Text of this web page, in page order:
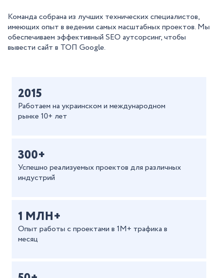
Команда собрана из лучших технических специалистов,
имеющих опыт в ведении самых масштабных проектов. Мы
обеспечиваем эффективный SEO аутсорсинг, чтобы
вывести сайт в ТОП Google.
2015
Работаем на украинском и международном
рынке 10+ лет
300+
Успешно реализуемых проектов для различных
индустрий
1 МЛН+
Опыт работы с проектами в 1М+ трафика в
месяц